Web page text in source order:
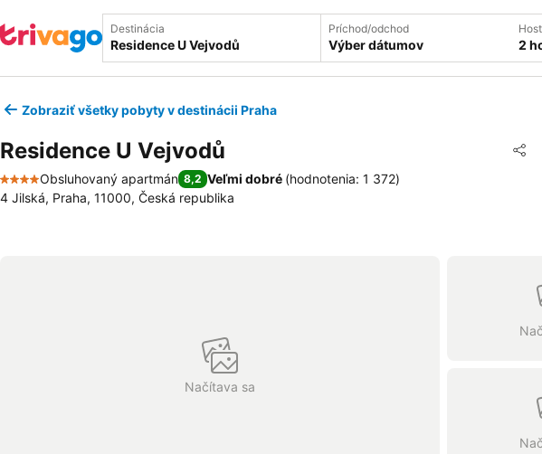
Destinácia Príchod/odchod
Výber dátumov 2
Zobraziť všetky pobyty v destinácii Praha
Residence U Vejvodů
4 Počet hviezdičiek
Obsluhovaný apartmán 8,2 Veľmi dobré (hodnotenia: 1 372)
4 Jilská, Praha, 11000, Česká republika
Načítava sa